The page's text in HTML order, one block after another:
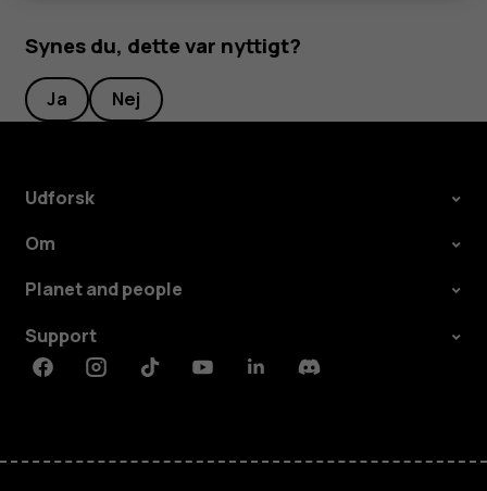
Synes du, dette var nyttigt?
Ja Nej
Udforsk
Om
Planet and people
Support
FacebookInstagramTiktokYoutubeLinkedinDiscord